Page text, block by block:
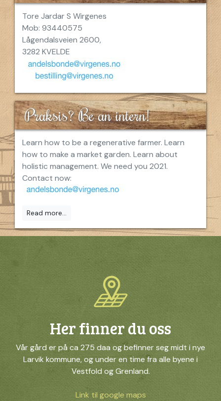
Tore Jardar S Wirgenes
Mob: 93440575
Lågendalsveien 2600,
3282 KVELDE
Praksis? Be an intern!
Learn how to be a regenerative farmer. Learn
how to make a market garden. Learn about
holistic management. We need you 2021.
Contact now:
Read more...
Her finner du oss
Vår gård er på ca 275 daa og befinner seg midt i nye
Larvik kommune, og under en time fra alle byene i
Vestfold og Grenland.
Link til google maps